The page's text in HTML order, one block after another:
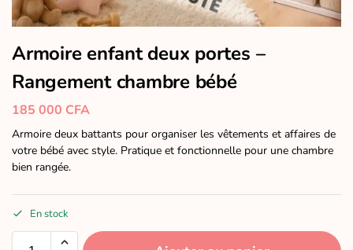
Armoire enfant deux portes –
Rangement chambre bébé
185 000 CFA
Armoire deux battants pour organiser les vêtements et affaires de
votre bébé avec style. Pratique et fonctionnelle pour une chambre
bien rangée.
En stock